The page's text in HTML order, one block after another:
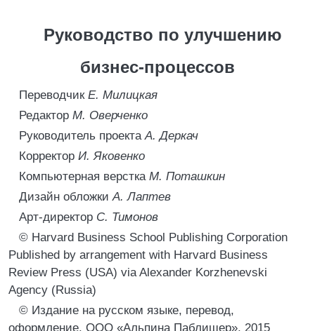
Руководство по улучшению
бизнес-процессов
Переводчик Е. Милицкая
Редактор М. Оверченко
Руководитель проектаА. Деркач
Корректор И. Яковенко
Компьютерная верстка М. Поташкин
Дизайн обложкиА. Лаптев
Арт-директор С. Тимонов
© Harvard Business School Publishing Corporation
Published by arrangement with Harvard Business
Review Press (USA) via Alexander Korzhenevski
Agency (Russia)
© Издание на русском языке, перевод,
оформление. ООО «Альпина Паблишер», 2015